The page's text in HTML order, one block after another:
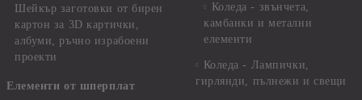
Шейкър заготовки от бирен
картон за 3D картички,
албуми, ръчно израбоени
проекти
Елементи от шперплат
Коледа - звънчета,
камбанки и метални
елементи
Коледа - Лампички,
гирлянди, пълнежи и свещи